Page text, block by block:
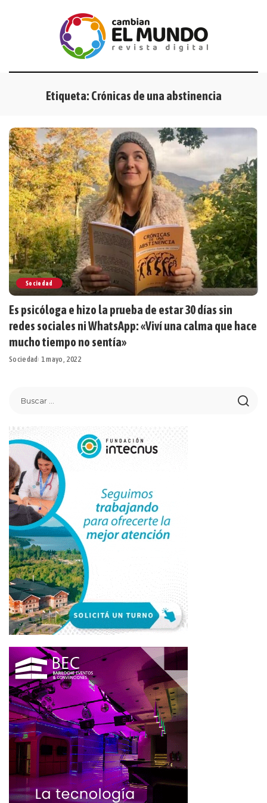
Etiqueta: Crónicas de una abstinencia
Sociedad
Es psicóloga e hizo la prueba de estar 30 días sin
redes sociales ni WhatsApp: «Viví una calma que hace
mucho tiempo no sentía»
Sociedad 1 mayo, 2022